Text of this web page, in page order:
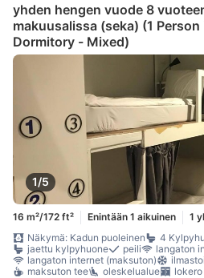
yhden hengen vuode 8
makuusalissa (seka) (1 Person
Dormitory - Mixed)
1/5
16 m²/172 ft² Enintään 1 aikuinen
1
Näkymä: Kadun puoleinen
4
jaettu kylpyhuone
peili
langaton
langaton internet (maksuton)
maksuton tee
oleskelualue lokero